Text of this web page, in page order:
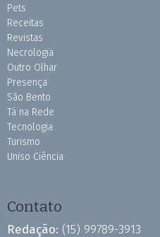
Pets
Receitas
Revistas
Necrologia
Outro Olhar
Presença
São Bento
Tá na Rede
Tecnologia
Turismo
Uniso Ciência
Contato
Redação: (15) 99789-3913